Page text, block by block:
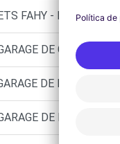
FAHY -
DE GADAGNE -
DE LA DEMI
DE LA PLAINE